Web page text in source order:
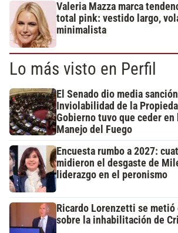
Valeria Mazza marca
total pink: vestido largo,
minimalista
Lo más visto en Perfil
El Senado dio media
Inviolabilidad de la
Gobierno tuvo que ceder en
Manejo del Fuego
Encuesta rumbo a 2027:
midieron el desgaste de
liderazgo en el peronismo
Ricardo Lorenzetti se metió
sobre la inhabilitación de